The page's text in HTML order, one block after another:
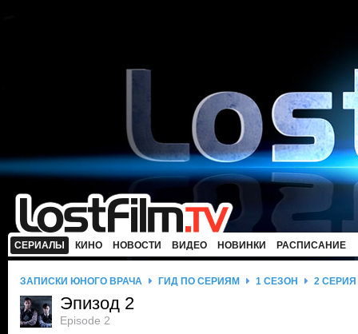
СЕРИАЛЫ КИНО НОВОСТИ ВИДЕО НОВИНКИ РАСПИСАНИЕ
ЗАПИСКИ ЮНОГО ВРАЧА ГИД ПО СЕРИЯМ 1 СЕЗОН 2 СЕРИЯ
Эпизод 2
Episode 2